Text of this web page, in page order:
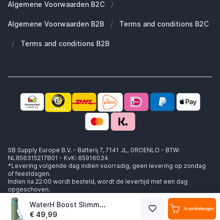
WaterH Boost Slimme Waterfles 710ml Mint Groen
€ 49,99
In winkelwagen
Groot en uniek assortiment
400.000+ klanten geleverd
Welke MagSafe heb ik nodig?
Werken bij SB Supply
Working at SB Supply
Algemene Voorwaarden B2C /
Algemene Voorwaarden B2B / Terms and conditions B2C
/ Terms and conditions B2B
SB Supply Europe B.V. - Batterij 7, 7141 JL, GROENLO - BTW:
NL856315217B01 - KvK: 65916034
*Levering volgende dag indien voorradig, geen levering op zondag
of feestdagen.
Indien na 22:00 wordt besteld, wordt de levertijd met een dag
opgeschoven.